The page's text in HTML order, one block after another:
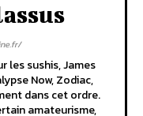
les sushis, James
Now, Zodiac,
dans cet ordre.
amateurisme,